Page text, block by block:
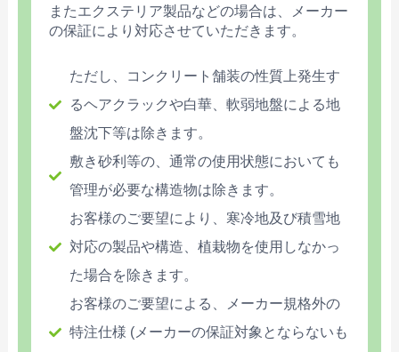
またエクステリア製品などの場合は、メーカー
の保証により対応させていただきます。
ただし、コンクリート舗装の性質上発生す
るヘアクラックや白華、軟弱地盤による地
盤沈下等は除きます。
敷き砂利等の、通常の使用状態においても
管理が必要な構造物は除きます。
お客様のご要望により、寒冷地及び積雪地
対応の製品や構造、植栽物を使用しなかっ
た場合を除きます。
お客様のご要望による、メーカー規格外の
特注仕様 (メーカーの保証対象とならないも